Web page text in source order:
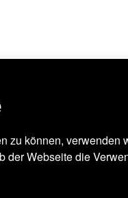
zu können, verwenden
der Webseite die